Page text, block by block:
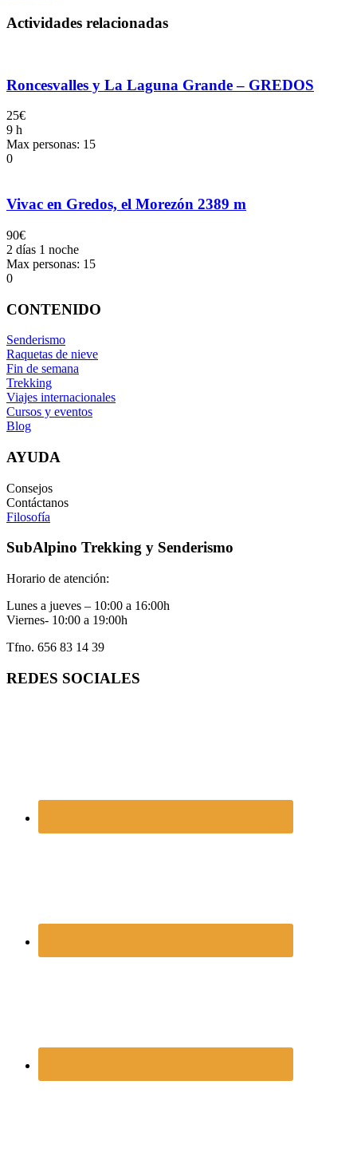
Actividades relacionadas
Roncesvalles y La Laguna Grande – GREDOS
25€
9 h
Max personas: 15
0
Vivac en Gredos, el Morezón 2389 m
90€
2 días 1 noche
Max personas: 15
0
CONTENIDO
Senderismo
Raquetas de nieve
Fin de semana
Trekking
Viajes internacionales
Cursos y eventos
Blog
AYUDA
Consejos
Contáctanos
Filosofía
SubAlpino Trekking y Senderismo
Horario de atención:
Lunes a jueves – 10:00 a 16:00h
Viernes- 10:00 a 19:00h
Tfno. 656 83 14 39
REDES SOCIALES